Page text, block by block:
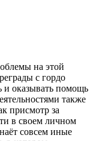
на этой
с гордо
и оказывать помощь
также
присмотр за
в своем личном
совсем иные